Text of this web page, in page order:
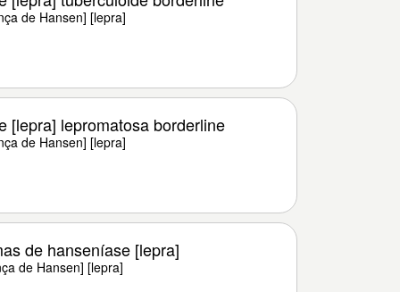
de Hansen] [lepra]
[lepra] lepromatosa borderline
de Hansen] [lepra]
de hanseníase [lepra]
de Hansen] [lepra]